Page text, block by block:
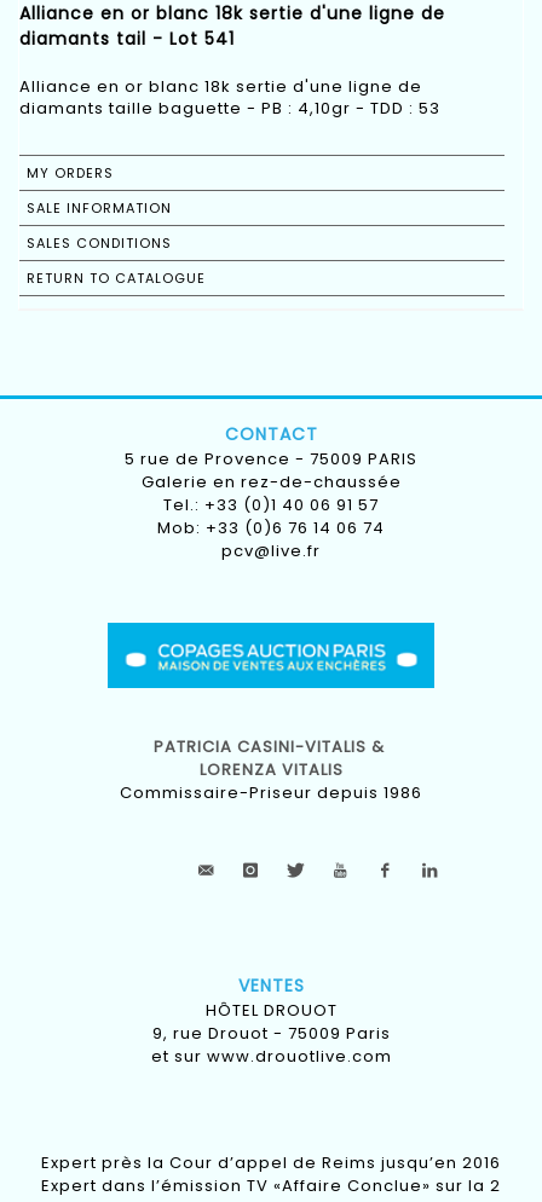
Alliance en or blanc 18k sertie d'une ligne de
diamants tail - Lot 541
Alliance en or blanc 18k sertie d'une ligne de
diamants taille baguette - PB : 4,10gr - TDD : 53
MY ORDERS
SALE INFORMATION
SALES CONDITIONS
RETURN TO CATALOGUE
CONTACT
5 rue de Provence - 75009 PARIS
Galerie en rez-de-chaussée
Tel.: +33 (0)1 40 06 91 57
Mob: +33 (0)6 76 14 06 74
pcv@live.fr
PATRICIA CASINI-VITALIS &
LORENZA VITALIS
Commissaire-Priseur depuis 1986
VENTES
HÔTEL DROUOT
9, rue Drouot - 75009 Paris
et sur www.drouotlive.com
Expert près la Cour d’appel de Reims jusqu’en 2016
Expert dans l’émission TV «Affaire Conclue» sur la 2